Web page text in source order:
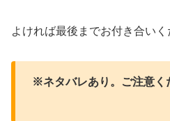
よければ最後までお付き合いく
※ネタバレあり。ご注意く